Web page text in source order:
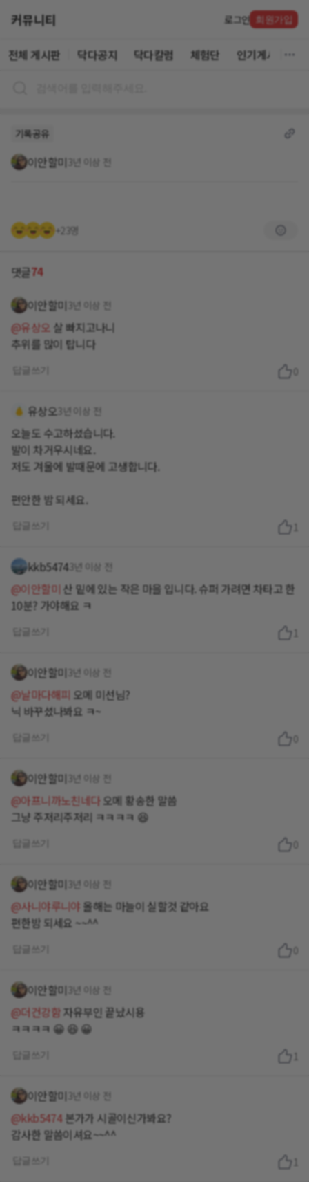
커뮤니티 로그인 회원가입
전체 게시판 닥다공지 닥다칼럼 체험단 인기게시글
기록공유
이안할미 3년 이상 전
+23명
댓글74
이안할미 3년 이상 전
@유상오 살 빠지고나니
추위를 많이 탑니다
유상오 3년 이상 전
오늘도 수고하셨습니다.
발이 차거우시네요.
저도 겨울에 발때문에 고생합니다.
편안한 밤 되세요.
1
kkb54743년 이상 전
@이안할미 산 밑에 있는 작은 마을 입니다. 슈퍼 가려면 차타고 한
10분? 가야해요 ㅋ
1
이안할미 3년 이상 전
@날마다해피 오메 미선님?
닉 바꾸셨나봐요 ㅋ~
이안할미 3년 이상 전
@아프니까노친네다 오메 황송한 말씀
그냥 주저리주저리 ㅋㅋㅋㅋ 😆
이안할미 3년 이상 전
@사니야루니야 올해는 마늘이 실할것 같아요
편한밤 되세요 ~~^^
이안할미 3년 이상 전
@더건강함자유부인 끝났시용
ㅋㅋㅋㅋ 😀 😆 😀
1
이안할미 3년 이상 전
@kkb5474 본가가 시골이신가봐요?
감사한 말씀이셔요~~^^
1